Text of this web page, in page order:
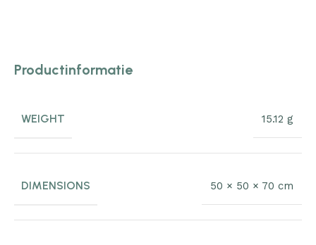
Productinformatie
WEIGHT 15.12 g
DIMENSIONS 50 × 50 × 70 cm